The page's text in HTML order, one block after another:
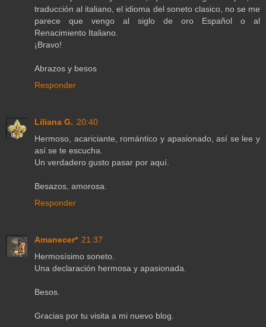
traducción al italiano, el idioma del soneto clasico, no se me
parece que vengo al siglo de oro Español o al
Renacimiento Italiano.
¡Bravo!
Abrazos y besos
Responder
Liliana G. 20:40
Hermoso, acariciante, romántico y apasionado, así se lee y
así se te escucha.
Un verdadero gusto pasar por aquí.
Besazos, amorosa.
Responder
Amanecer* 21:37
Hermosísimo soneto.
Una declaración hermosa y apasionada.
Besos.
Gracias por tu visita a mi nuevo blog.